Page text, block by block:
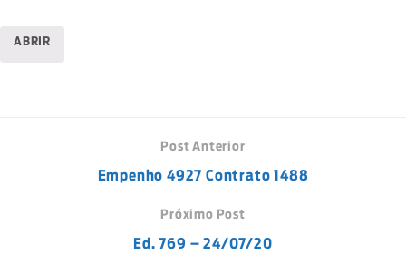
ABRIR
Post Anterior
Empenho 4927 Contrato 1488
Próximo Post
Ed. 769 – 24/07/20